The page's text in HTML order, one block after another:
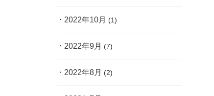
2022年10月 (1)
2022年9月 (7)
2022年8月 (2)